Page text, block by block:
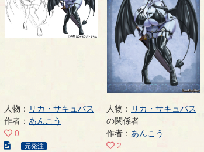
人物： リカ・サキュバス
作者： あんこう
0
こ 元発注
人物： リカ・サキュバス
の関係者
作者： あんこう
2